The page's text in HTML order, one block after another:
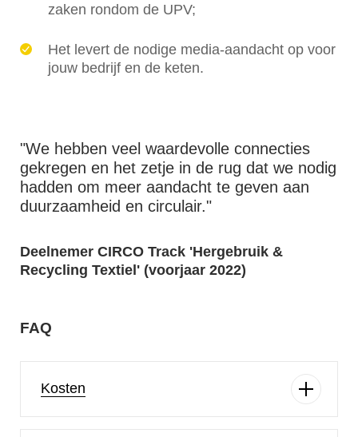
zaken rondom de UPV;
Het levert de nodige media-aandacht op voor
jouw bedrijf en de keten.
"We hebben veel waardevolle connecties
gekregen en het zetje in de rug dat we nodig
hadden om meer aandacht te geven aan
duurzaamheid en circulair."
Deelnemer CIRCO Track 'Hergebruik &
Recycling Textiel' (voorjaar 2022)
FAQ
Kosten